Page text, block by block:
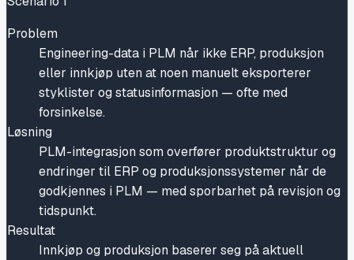
Problem
Engineering-data i PLM når ikke ERP, produksjon
eller innkjøp uten at noen manuelt eksporterer
styklister og statusinformasjon — ofte med
forsinkelse.
Løsning
PLM-integrasjon som overfører produktstruktur og
endringer til ERP og produksjonssystemer når de
godkjennes i PLM — med sporbarhet på revisjon og
tidspunkt.
Resultat
Innkjøp og produksjon baserer seg på aktuell